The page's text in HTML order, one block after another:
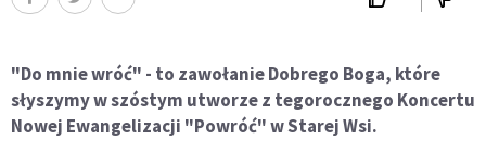
"Do mnie wróć" - to zawołanie Dobrego Boga, które
słyszymy w szóstym utworze z tegorocznego Koncertu
Nowej Ewangelizacji "Powróć" w Starej Wsi.